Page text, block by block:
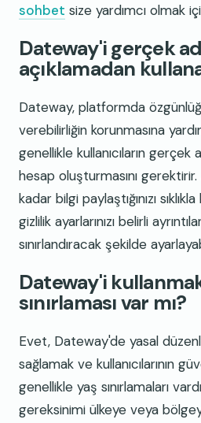
sohbet size yardımcı olmak
Dateway'i gerçek
açıklamadan
Dateway, platformda
verebilirliğin korunmasına
genellikle kullanıcıların gerçek
hesap oluşturmasını
kadar bilgi paylaştığınızı
gizlilik ayarlarınızı belirli
sınırlandıracak şekilde
Dateway'i
sınırlaması var mı?
Evet, Dateway'de yasal
sağlamak ve kullanıcılarının
genellikle yaş sınırlamaları
gereksinimi ülkeye veya